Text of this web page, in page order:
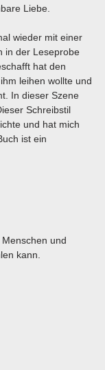
Liebe.
wieder mit einer
in der Leseprobe
hat den
leihen wollte und
In dieser Szene
Schreibstil
und hat mich
ist ein
und
kann.